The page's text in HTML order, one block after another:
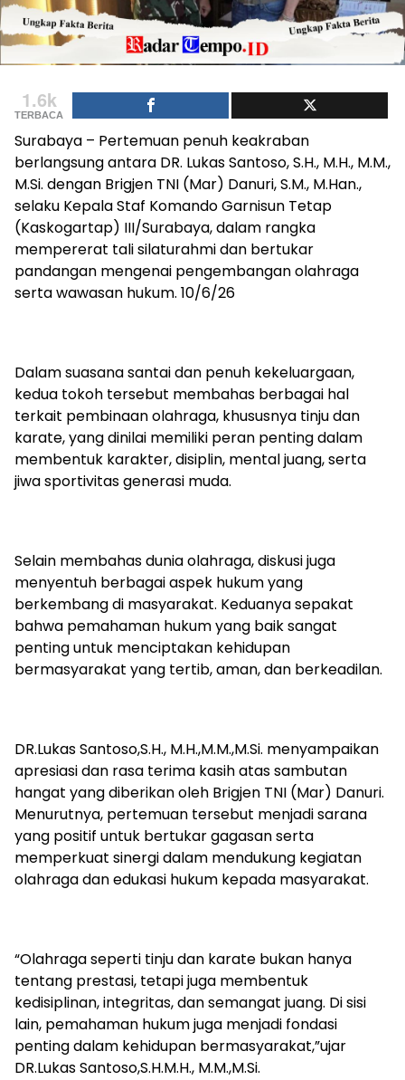
1.6k
TERBACA
Surabaya – Pertemuan penuh keakraban
berlangsung antara DR. Lukas Santoso, S.H., M.H., M.M.,
M.Si. dengan Brigjen TNI (Mar) Danuri, S.M., M.Han.,
selaku Kepala Staf Komando Garnisun Tetap
(Kaskogartap) III/Surabaya, dalam rangka
mempererat tali silaturahmi dan bertukar
pandangan mengenai pengembangan olahraga
serta wawasan hukum. 10/6/26
Dalam suasana santai dan penuh kekeluargaan,
kedua tokoh tersebut membahas berbagai hal
terkait pembinaan olahraga, khususnya tinju dan
karate, yang dinilai memiliki peran penting dalam
membentuk karakter, disiplin, mental juang, serta
jiwa sportivitas generasi muda.
Selain membahas dunia olahraga, diskusi juga
menyentuh berbagai aspek hukum yang
berkembang di masyarakat. Keduanya sepakat
bahwa pemahaman hukum yang baik sangat
penting untuk menciptakan kehidupan
bermasyarakat yang tertib, aman, dan berkeadilan.
DR.Lukas Santoso,S.H., M.H.,M.M.,M.Si. menyampaikan
apresiasi dan rasa terima kasih atas sambutan
hangat yang diberikan oleh Brigjen TNI (Mar) Danuri.
Menurutnya, pertemuan tersebut menjadi sarana
yang positif untuk bertukar gagasan serta
memperkuat sinergi dalam mendukung kegiatan
olahraga dan edukasi hukum kepada masyarakat.
“Olahraga seperti tinju dan karate bukan hanya
tentang prestasi, tetapi juga membentuk
kedisiplinan, integritas, dan semangat juang. Di sisi
lain, pemahaman hukum juga menjadi fondasi
penting dalam kehidupan bermasyarakat,”ujar
DR.Lukas Santoso,S.H.M.H., M.M.,M.Si.